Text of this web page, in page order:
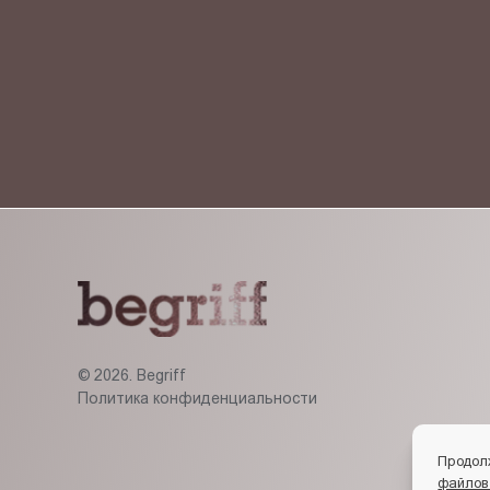
© 2026. Begriff
Политика конфиденциальности